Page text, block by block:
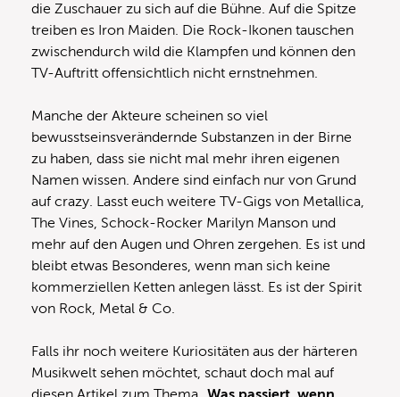
die Zuschauer zu sich auf die Bühne. Auf die Spitze
treiben es Iron Maiden. Die Rock-Ikonen tauschen
zwischendurch wild die Klampfen und können den
TV-Auftritt offensichtlich nicht ernstnehmen.
Manche der Akteure scheinen so viel
bewusstseinsverändernde Substanzen in der Birne
zu haben, dass sie nicht mal mehr ihren eigenen
Namen wissen. Andere sind einfach nur von Grund
auf crazy. Lasst euch weitere TV-Gigs von Metallica,
The Vines, Schock-Rocker Marilyn Manson und
mehr auf den Augen und Ohren zergehen. Es ist und
bleibt etwas Besonderes, wenn man sich keine
kommerziellen Ketten anlegen lässt. Es ist der Spirit
von Rock, Metal & Co.
Falls ihr noch weitere Kuriositäten aus der härteren
Musikwelt sehen möchtet, schaut doch mal auf